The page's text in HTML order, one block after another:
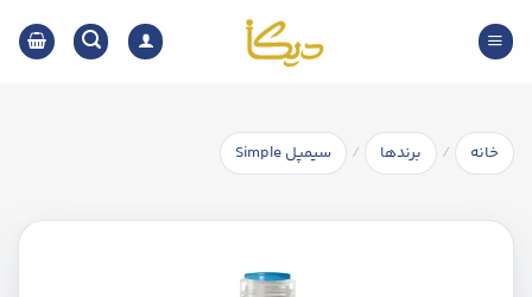
content
خانه / برندها / سیمپل Simple